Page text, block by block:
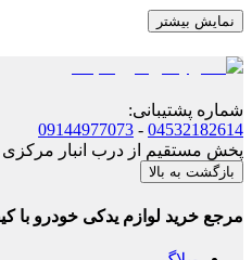
نمایش بیشتر
شماره پشتیبانی:
04532182614
-
09144977073
پخش مستقیم از درب انبار مرکزی
بازگشت به بالا
مرجع خرید لوازم یدکی خودرو با